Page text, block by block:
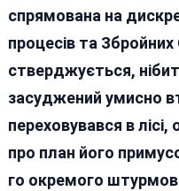
спрямована на
процесів та
стверджується,
засуджений умисно
переховувався в лісі,
про план його
го окремого